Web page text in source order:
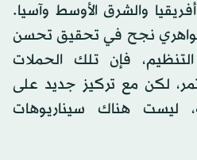
والشرق الأوسط وآسيا.
نجح في تحقيق تحسن
فإن تلك الحملات
لكن مع تركيز جديد على
ليست هناك سيناريوهات